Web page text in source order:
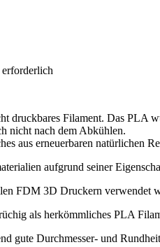
druckbares Filament. Das PLA
nicht nach dem Abkühlen.
aus erneuerbaren natürlichen
aufgrund seiner
FDM 3D Druckern verwendet
als herkömmliches PLA
gute Durchmesser- und